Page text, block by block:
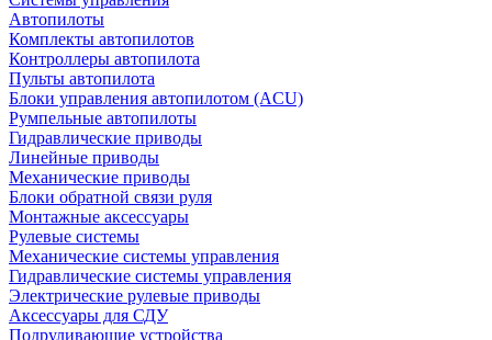
Автопилоты
Комплекты автопилотов
Контроллеры автопилота
Пульты автопилота
Блоки управления автопилотом (ACU)
Румпельные автопилоты
Гидравлические приводы
Линейные приводы
Механические приводы
Блоки обратной связи руля
Монтажные аксессуары
Рулевые системы
Механические системы управления
Гидравлические системы управления
Электрические рулевые приводы
Аксессуары для СДУ
Подруливающие устройства